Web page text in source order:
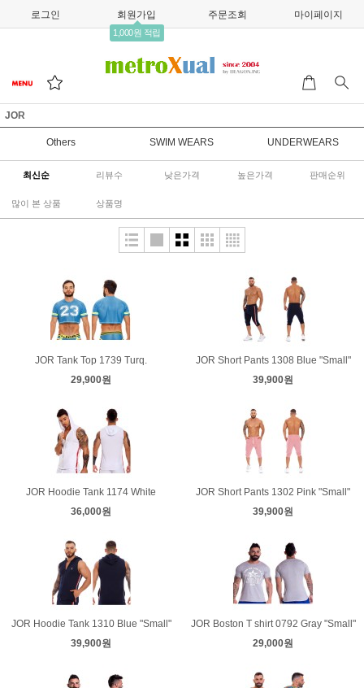
로그인 회원가입
1,000원 적립
주문조회 마이페이지
JOR
Others SWIM WEARS UNDERWEARS
최신순 리뷰수 낮은가격 높은가격 판매순위
많이 본 상품 상품명
JOR Tank Top 1739 Turq.
29,900원
JOR Short Pants 1308 Blue "Small"
39,900원
JOR Hoodie Tank 1174 White
36,000원
JOR Short Pants 1302 Pink "Small"
39,900원
JOR Hoodie Tank 1310 Blue "Small"
39,900원
JOR Boston T shirt 0792 Gray "Small"
29,000원